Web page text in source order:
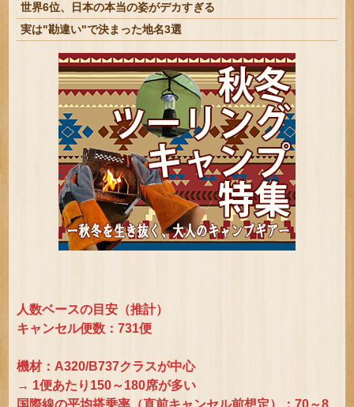
世界6位、日本の本当の姿がデカすぎる
実は"勘違い"で決まった地名3選
人数ベースの目安（推計）
キャンセル便数：731便
機材：A320/B737クラスが中心
→ 1便あたり150～180席が多い